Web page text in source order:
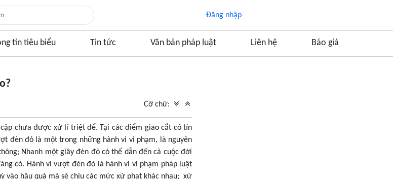
Đăng nhập
tin tiêu biểu Tin tức Văn bản pháp luật Liên hệ Báo giá
Cỡ chữ:
chưa được xử lí triệt để. Tại các điểm giao cắt có tín
đèn đỏ là một trong những hành vi vi phạm, là nguyên
Nhanh một giây đèn đỏ có thể dẫn đến cả cuộc đời
có. Hành vi vượt đèn đỏ là hành vi vi phạm pháp luật
hậu quả mà sẽ chịu các mức xử phạt khác nhau; xử